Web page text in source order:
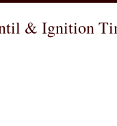
& Ignition